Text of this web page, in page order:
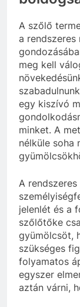
A szőlő
a rendszeres
meg kell
egy kiszívó
minket. A
nélküle soha
A
jelenlét és a
szőlőtőke
gyümölcsöt,
szükséges
folyamatos
egyszer
aztán várni,